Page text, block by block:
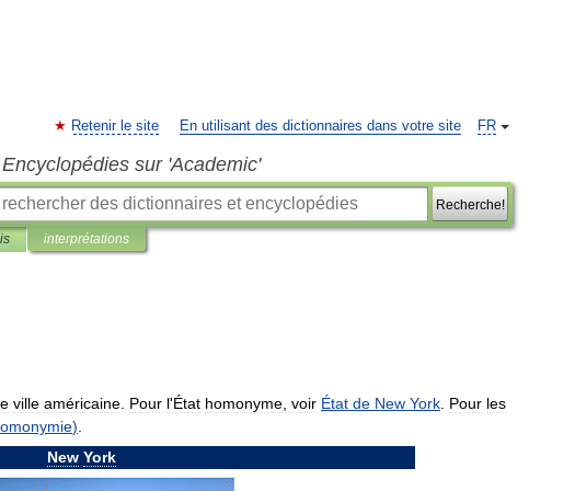
FR
Retenir le site En utilisant des dictionnaires dans votre site
sur 'Academic'
Recherche!
interprétations
ville américaine Pour l'État homonyme voir État de New York Pour les
)
New York